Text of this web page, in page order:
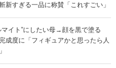
すぎる一品に称賛「これすごい」
マイト”にしたい母→顔を黒で塗る
度に「フィギュアかと思ったら人